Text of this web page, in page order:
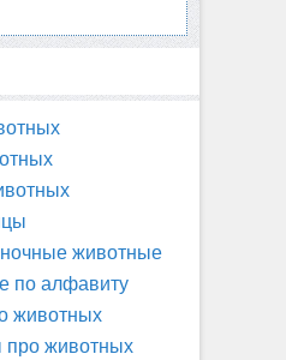
животные
по алфавиту
животных
про животных